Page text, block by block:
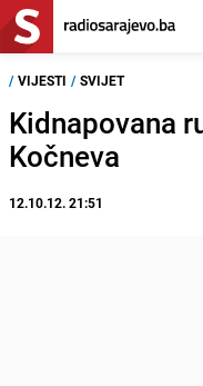
/ VIJESTI / SVIJET
Kidnapovana
Kočneva
12.10.12. 21:51